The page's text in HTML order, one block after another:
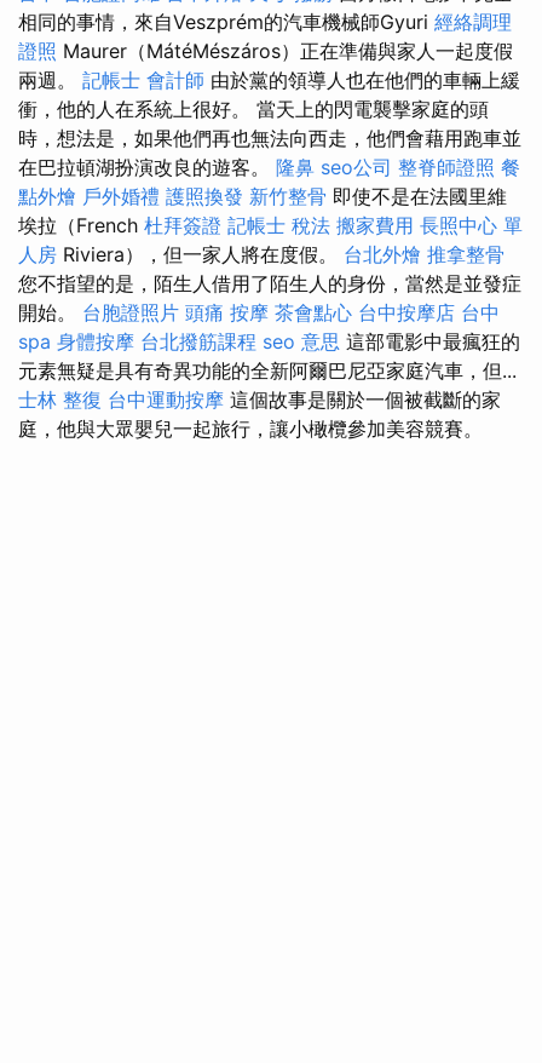
相同的事情，來自Veszprém的汽車機械師Gyuri 經絡調理
證照 Maurer（MátéMészáros）正在準備與家人一起度假
兩週。 記帳士 會計師 由於黨的領導人也在他們的車輛上緩
衝，他的人在系統上很好。 當天上的閃電襲擊家庭的頭
時，想法是，如果他們再也無法向西走，他們會藉用跑車並
在巴拉頓湖扮演改良的遊客。 隆鼻 seo公司 整脊師證照 餐
點外燴 戶外婚禮 護照換發 新竹整骨 即使不是在法國里維
埃拉（French 杜拜簽證 記帳士 稅法 搬家費用 長照中心 單
人房 Riviera），但一家人將在度假。 台北外燴 推拿整骨
您不指望的是，陌生人借用了陌生人的身份，當然是並發症
開始。 台胞證照片 頭痛 按摩 茶會點心 台中按摩店 台中
spa 身體按摩 台北撥筋課程 seo 意思 這部電影中最瘋狂的
元素無疑是具有奇異功能的全新阿爾巴尼亞家庭汽車，但...
士林 整復 台中運動按摩 這個故事是關於一個被截斷的家
庭，他與大眾嬰兒一起旅行，讓小橄欖參加美容競賽。